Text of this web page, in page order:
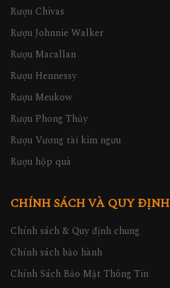
Rượu Chivas
Rượu Johnnie Walker
Rượu Macallan
Rượu Hennessy
Rượu Meukow
Rượu Phong Thủy
Rượu Vương tài kim ngưu
Rượu hộp quà
CHÍNH SÁCH VÀ QUY ĐỊNH
Chính sách & Quy định chung
Chính sách bảo hành
Chính Sách Bảo Mật Thông Tin